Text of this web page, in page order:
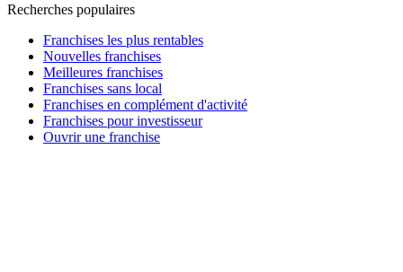
Recherches populaires
Franchises les plus rentables
Nouvelles franchises
Meilleures franchises
Franchises sans local
Franchises en complément d'activité
Franchises pour investisseur
Ouvrir une franchise